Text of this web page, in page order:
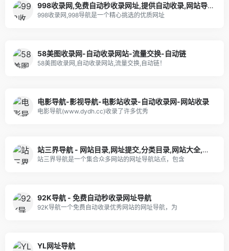
998收录网,免费自动秒收录网址,提供自动收录,网站导航大全源码,自动链,友情链接交换。
998收录网,998导航是一个精心挑选的优质网址
58美图收录网-自动收录网站-流量交换-自动链
58美图收录网,自动收录网站,流量交换,自动链！
电影导航-影视导航-电影站收录-自动收录网-网站收录
电影导航(www.dydh.cc)收录了许多优秀
站三界导航 - 网站目录,网址提交,分类目录,网站大全,名站导航之家
站三界导航是一个集合众多网站的网址导航站点，包含
92K导航 - 免费自动秒收录网址导航
92K导航一个免费自动收录优秀网站的网址导航，为
YL网址导航